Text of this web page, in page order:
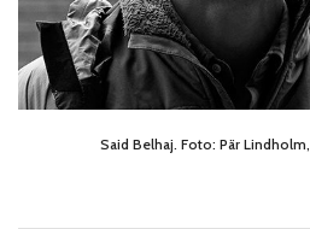
Said Belhaj. Foto: Pär Lindholm,